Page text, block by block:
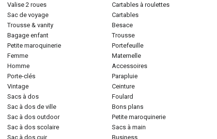
valise 2 roues
sac de voyage
trousse & vanity
bagage enfant
petite maroquinerie
femme
homme
porte-clés
vintage
sacs à dos
sac à dos de ville
sac à dos outdoor
sac à dos scolaire
sac à dos cuir
cartables à roulettes
cartables
besace
trousse
portefeuille
maternelle
accessoires
parapluie
ceinture
foulard
bons plans
petite maroquinerie
sacs à main
business